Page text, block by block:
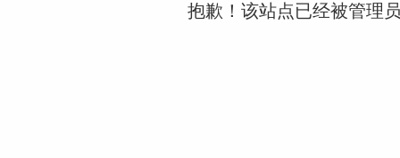
抱歉！该站点已经被管理